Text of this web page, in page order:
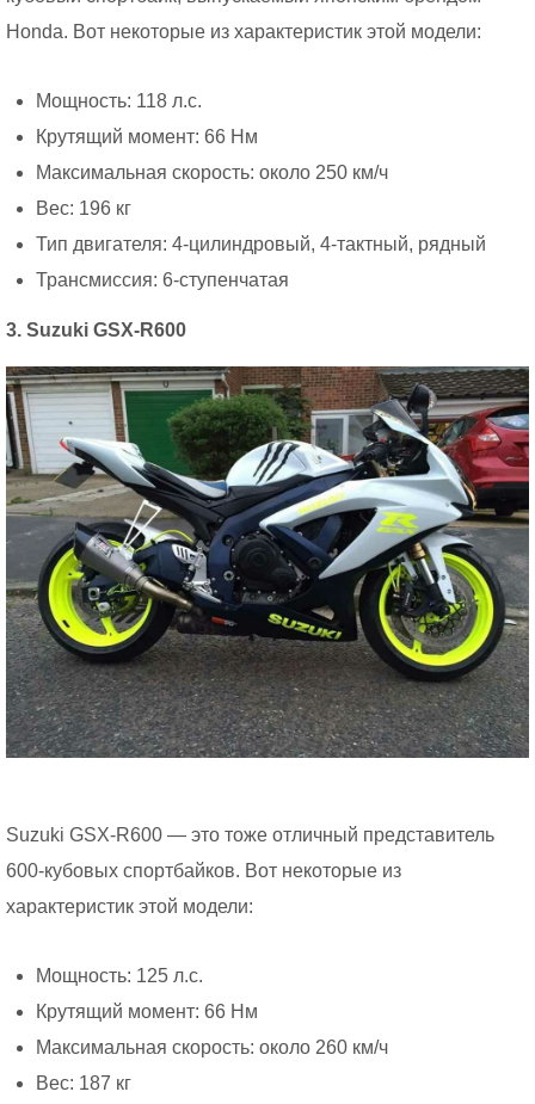
Honda. Вот некоторые из характеристик этой модели:
Мощность: 118 л.с.
Крутящий момент: 66 Нм
Максимальная скорость: около 250 км/ч
Вес: 196 кг
Тип двигателя: 4-цилиндровый, 4-тактный, рядный
Трансмиссия: 6-ступенчатая
3. Suzuki GSX-R600
Suzuki GSX-R600 — это тоже отличный представитель
600-кубовых спортбайков. Вот некоторые из
характеристик этой модели:
Мощность: 125 л.с.
Крутящий момент: 66 Нм
Максимальная скорость: около 260 км/ч
Вес: 187 кг